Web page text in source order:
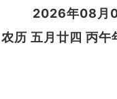
2026年08月
农历 五月廿四 丙午